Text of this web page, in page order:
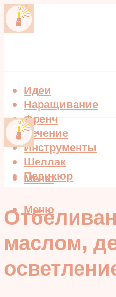
Идеи
Наращивание
Френч
Лечение
Инструменты
Шеллак
Педикюр
Меню
Меню
маслом,